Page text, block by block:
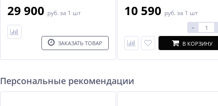
29 900 руб. за 1 шт
ЗАКАЗАТЬ ТОВАР
10 590 руб. за 1 шт
-
В КОРЗИНУ
Персональные рекомендации